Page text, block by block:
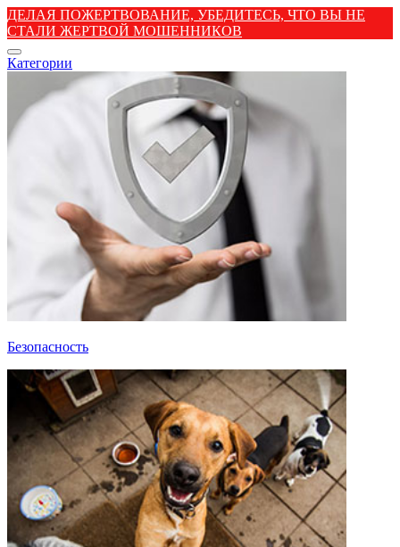
ДЕЛАЯ ПОЖЕРТВОВАНИЕ, УБЕДИТЕСЬ, ЧТО ВЫ НЕ
СТАЛИ ЖЕРТВОЙ МОШЕННИКОВ
Категории
Безопасность